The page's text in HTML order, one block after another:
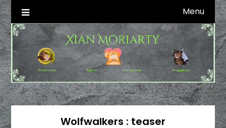
Skip
to
content
Xian Moriarty
Autrice SFFF & Blogueuse & Streameuse Menu
Wolfwalkers : teaser